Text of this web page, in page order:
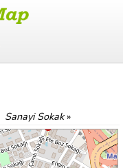
Sanayi Sokak»